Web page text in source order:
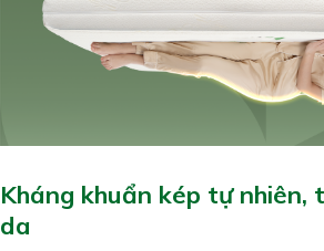
Kháng khuẩn kép tự nhiên,
da